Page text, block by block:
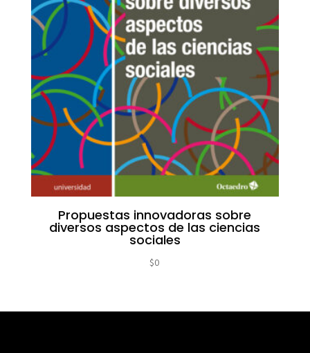
Propuestas innovadoras sobre
diversos aspectos de las ciencias
sociales
$0